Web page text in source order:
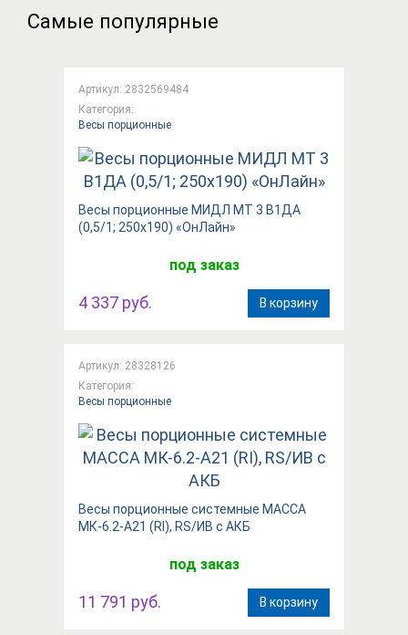
Самые популярные
Артикул: 2832569484
Категория:
Весы порционные
Весы порционные МИДЛ МТ 3 В1ДА
(0,5/1; 250х190) «ОнЛайн»
под заказ
4 337 руб. В корзину
Артикул: 28328126
Категория:
Весы порционные
Весы порционные системные МАССА
МК-6.2-А21 (RI), RS/ИВ с АКБ
под заказ
11 791 руб. В корзину